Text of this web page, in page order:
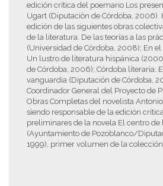
edición crítica del poemario Los
Ugart (Diputación de Córdoba, 2006).
edición de las siguientes obras
de la literatura. De las teorías a las
(Universidad de Córdoba, 2008); En
Un lustro de literatura hispánica
de Córdoba, 2006); Córdoba literaria:
vanguardia (Diputación de Córdoba,
Coordinador General del Proyecto de
Obras Completas del novelista
siendo responsable de la edición
preliminares de la novela El centro de
(Ayuntamiento de Pozoblanco/
1999), primer volumen de la